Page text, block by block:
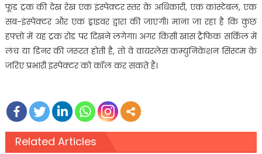
फूड ट्रक की देख रेख एक इंस्पेक्टर स्तर के अधिकारी, एक कांस्टेबल, एक
सब-इंस्पेक्टर और एक ड्राइवर द्वारा की जाएगी। माना जा रहा है कि कुछ
हफ्तों में यह ट्रक रोड पर दिखने लगेगा। अगर किसी खास ट्रैफिक सर्किल में
लंच या डिनर की जरूरत होती है, तो वे वायरलेस कम्युनिकेशन सिस्टम के
जरिए प्रभारी इंस्पेक्टर को कॉल कर सकते हैं।
Related Articles